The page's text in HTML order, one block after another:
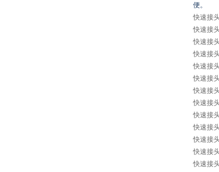
便。
快速接
快速接
快速接
快速接
快速接
快速接
快速接
快速接
快速接
快速接
快速接
快速接
快速接